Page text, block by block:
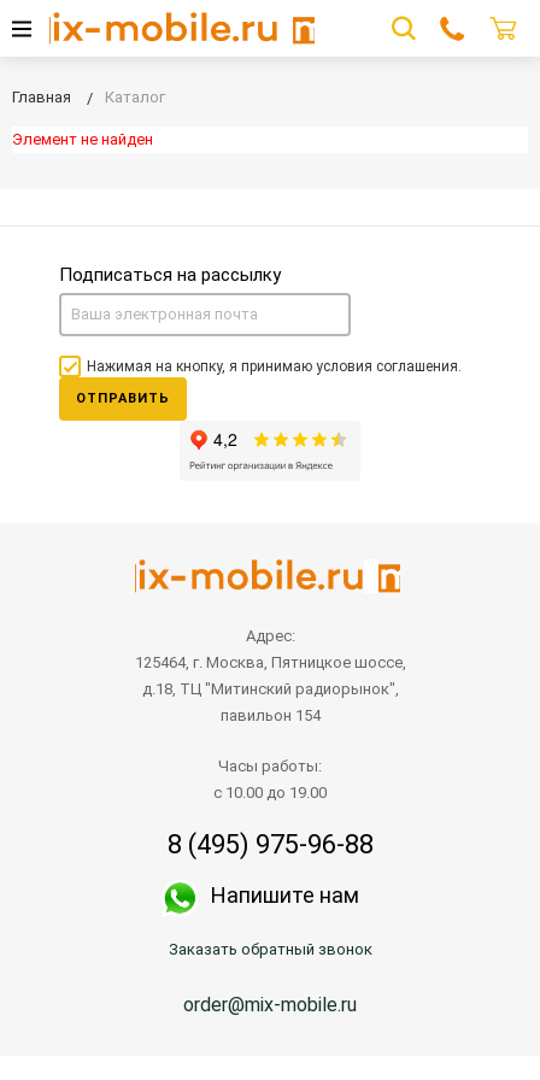
Главная Каталог
Элемент не найден
Подписаться на рассылку
Нажимая на кнопку, я принимаю условия соглашения.
ОТПРАВИТЬ
Адрес:
125464, г. Москва, Пятницкое шоссе,
д.18, ТЦ "Митинский радиорынок",
павильон 154
Часы работы:
с 10.00 до 19.00
8 (495) 975-96-88
Напишите нам
Заказать обратный звонок
order@mix-mobile.ru